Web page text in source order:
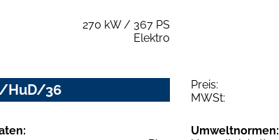
270 kW / 367 PS
Elektro
HuD/36 Preis:
MWSt:
Umweltnormen: